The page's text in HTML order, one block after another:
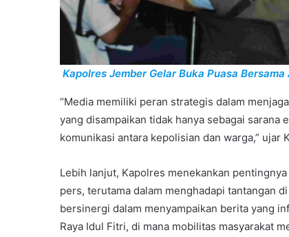
Kapolres Jember Gelar Buka Puasa
“Media memiliki peran strategis dalam
yang disampaikan tidak hanya sebagai sarana
komunikasi antara kepolisian dan warga,” ujar
Lebih lanjut, Kapolres menekankan
pers, terutama dalam menghadapi tantangan
bersinergi dalam menyampaikan berita yang
Raya Idul Fitri, di mana mobilitas masyarakat